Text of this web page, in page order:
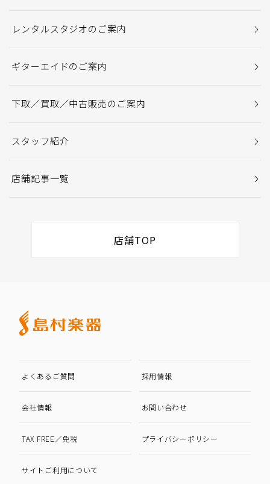
レンタルスタジオのご案内
ギターエイドのご案内
下取／買取／中古販売のご案内
スタッフ紹介
店舗記事一覧
店舗TOP
よくあるご質問 採用情報
会社情報 お問い合わせ
TAX FREE／免税 プライバシーポリシー
サイトご利用について